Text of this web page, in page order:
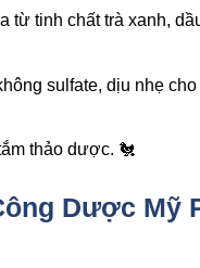
từ tinh chất trà xanh,
sulfate, dịu nhẹ
thảo dược. 🐔
Dược Mỹ